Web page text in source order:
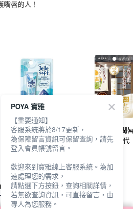
嘴唇的人！
曼秀雷敦Jelle Soft恬漾
潤唇凍膏8g-玻尿酸
NT$140
曼秀雷敦柔霜潤
3.3g-哈密瓜聖代
全站排行
POYA 寶雅
【重要通知】
客服系統將於8/17更新，
為保障留言資訊可保留查詢，請先
登入會員帳號留言。
歡迎來到寶雅線上客服系統。為加
速處理您的需求，
請點選下方按鈕，查詢相關詳情，
若無欲查詢資訊，可直接留言，由
專人為您服務。